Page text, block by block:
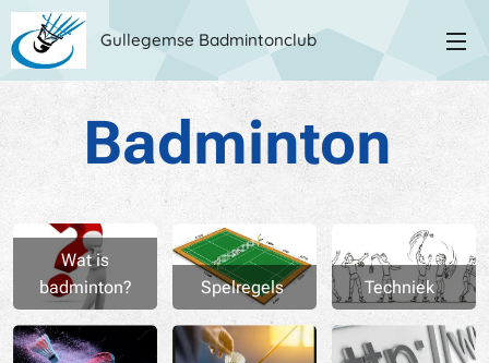
Gullegemse Badmintonclub
Badminton
Wat is
badminton?
Spelregels Techniek